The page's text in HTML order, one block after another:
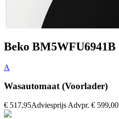
Beko BM5WFU6941B
A
Wasautomaat (Voorlader)
€ 517,95Adviesprijs Advpr. € 599,00